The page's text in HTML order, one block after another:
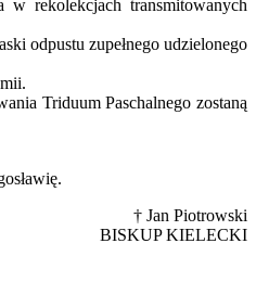
w rekolekcjach transmitowanych
odpustu zupełnego udzielonego
Triduum Paschalnego zostaną
† Jan Piotrowski
BISKUP KIELECKI